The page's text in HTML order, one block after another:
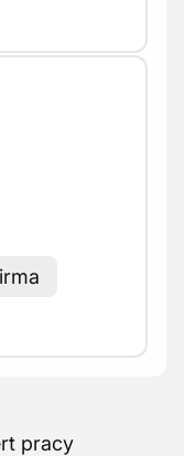
pracy